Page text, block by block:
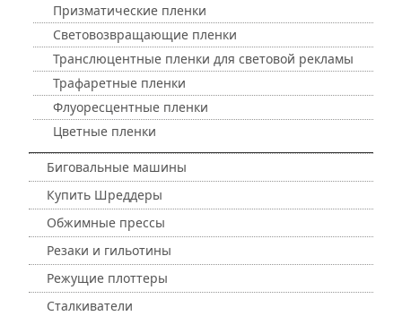
Призматические пленки
Световозвращающие пленки
Транслюцентные пленки для световой рекламы
Трафаретные пленки
Флуоресцентные пленки
Цветные пленки
Биговальные машины
Купить Шреддеры
Обжимные прессы
Резаки и гильотины
Режущие плоттеры
Сталкиватели